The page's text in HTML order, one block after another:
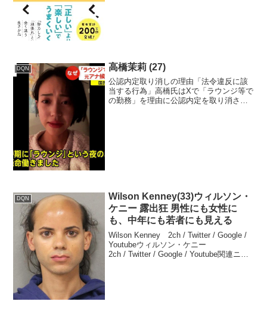
DQN 高橋茉莉 (27)
公認内定取り消しの理由「法令違反に該
当する行為」高橋氏はXで「ラウンジ等で
の勤務」を理由に公認内定を取り消され
DQN
Wilson Kenney(33)ウィルソン・
ケニー 露出狂 男性にも女性に
も、中年にも若者にも見える
Wilson Kenney 2ch / Twitter / Google /
Youtubeウィルソン・ケニー
2ch / Twitter / Google / Youtube関連ニュ